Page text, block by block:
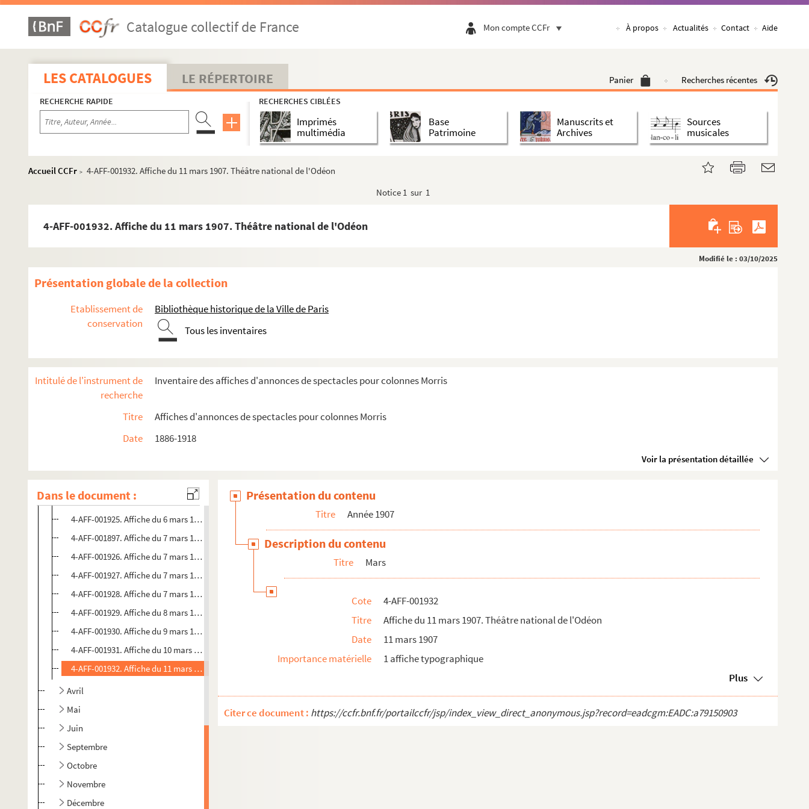
Catalogue collectif de France Mon compte CCFr À propos Actualités Contact Aide
LES CATALOGUES LE RÉPERTOIRE Panier Recherches récentes
RECHERCHE RAPIDE RECHERCHES CIBLÉES
Imprimés
multimédia
Base
Patrimoine
Manuscrits et
Archives
Sources
musicales
Accueil CCFr > 4-AFF-001932. Affiche du 11 mars 1907. Théâtre national de l'Odéon
Notice 1 sur 1
4-AFF-001932. Affiche du 11 mars 1907. Théâtre national de l'Odéon
Modifié le : 03/10/2025
Présentation globale de la collection
Etablissement de
conservation
Bibliothèque historique de la Ville de Paris
Tous les inventaires
Intitulé de l'instrument de
recherche
Inventaire des affiches d'annonces de spectacles pour colonnes Morris
Titre
Affiches d'annonces de spectacles pour colonnes Morris
Date
1886-1918
Voir la présentation détaillée
Dans le document :
Année 1886
Année 1890
Année 1892
Année 1898
Année 1906
4-AFF-001920. Affiche du 1er mars 1907. Théâtre national de l'Odéon
4-AFF-001889. Affiche du 1er mars 1907. Comédie française
4-AFF-001890. Affiche du 2 mars 1907. Comédie française
4-AFF-001892. Affiche du 3 mars 1907. Comédie française
4-AFF-001893. Affiche du 3 mars 1907. Comédie française
4-AFF-001922. Affiche du 3 mars 1907. Théâtre national de l'Odéon
4-AFF-001895. Affiche du 3 mars 1907. Comédie française
4-AFF-001923. Affiche du 4 mars 1907. Théâtre national de l'Odéon
4-AFF-001924. Affiche du 5 mars 1907. Théâtre national de l'Odéon
4-AFF-001925. Affiche du 6 mars 1907. Théâtre national de l'Odéon
4-AFF-001897. Affiche du 7 mars 1907. Comédie française
4-AFF-001926. Affiche du 7 mars 1907. Théâtre national de l'Odéon
4-AFF-001927. Affiche du 7 mars 1907. Théâtre national de l'Odéon
4-AFF-001928. Affiche du 7 mars 1907. Théâtre national de l'Odéon
4-AFF-001929. Affiche du 8 mars 1907. Théâtre national de l'Odéon
4-AFF-001930. Affiche du 9 mars 1907. Théâtre national de l'Odéon
4-AFF-001931. Affiche du 10 mars 1907. Théâtre national de l'Odéon
4-AFF-001932. Affiche du 11 mars 1907. Théâtre national de l'Odéon
Avril
Mai
Juin
Septembre
Octobre
Novembre
Décembre
Présentation du contenu
Titre Année 1907
Description du contenu
Titre Mars
Cote
4-AFF-001932
Titre
Affiche du 11 mars 1907. Théâtre national de l'Odéon
Date
11 mars 1907
Importance matérielle
1 affiche typographique
Plus
Citer ce document : https://ccfr.bnf.fr/portailccfr/jsp/index_view_direct_anonymous.jsp?record=eadcgm:EADC:a79150903